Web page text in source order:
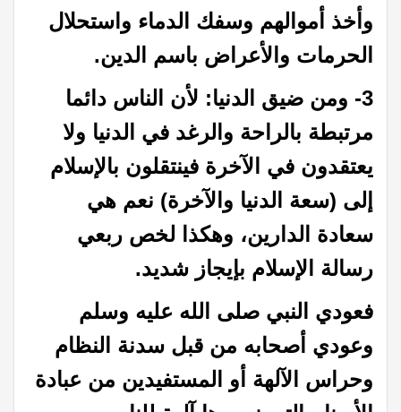
وأخذ أموالهم وسفك الدماء واستحلال
الحرمات والأعراض باسم الدين.
3- ومن ضيق الدنيا: لأن الناس دائما
مرتبطة بالراحة والرغد في الدنيا ولا
يعتقدون في الآخرة فينتقلون بالإسلام
إلى (سعة الدنيا والآخرة) نعم هي
سعادة الدارين، وهكذا لخص ربعي
رسالة الإسلام بإيجاز شديد.
فعودي النبي صلى الله عليه وسلم
وعودي أصحابه من قبل سدنة النظام
وحراس الآلهة أو المستفيدين من عبادة